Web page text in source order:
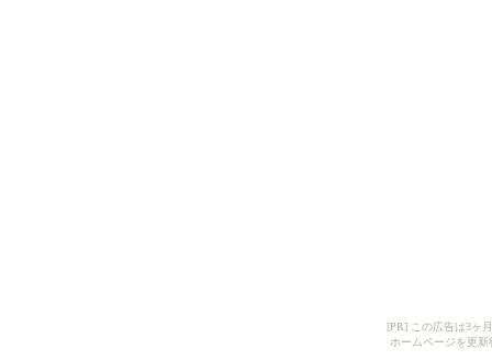
[PR] この広告は3ヶ
ホームページを更